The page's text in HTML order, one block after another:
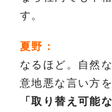
す。
夏野：
なるほど。自然
意地悪な言い方を
「取り替え可能